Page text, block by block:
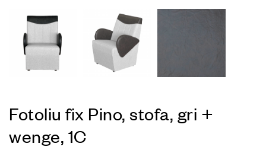
Fotoliu fix Pino, stofa, gri +
wenge, 1C